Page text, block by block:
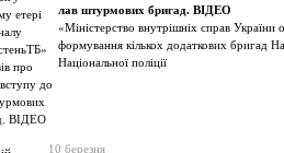
лав штурмових бригад. ВІДЕО
«Міністерство внутрішніх справ України
формування кількох додаткових бригад
Національної поліції
10 березня